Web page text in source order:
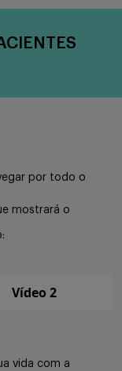
por todo o
mostrará o
Vídeo 2
vida com a